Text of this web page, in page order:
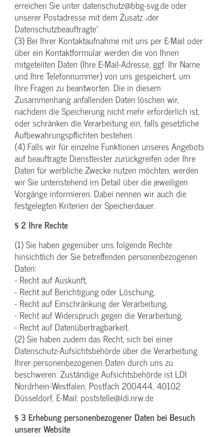
erreichen Sie unter datenschutz@bbg-svg.de oder
unserer Postadresse mit dem Zusatz „der
Datenschutzbeauftragte“.
(3) Bei Ihrer Kontaktaufnahme mit uns per E-Mail oder
über ein Kontaktformular werden die von Ihnen
mitgeteilten Daten (Ihre E-Mail-Adresse, ggf. Ihr Name
und Ihre Telefonnummer) von uns gespeichert, um
Ihre Fragen zu beantworten. Die in diesem
Zusammenhang anfallenden Daten löschen wir,
nachdem die Speicherung nicht mehr erforderlich ist,
oder schränken die Verarbeitung ein, falls gesetzliche
Aufbewahrungspflichten bestehen.
(4) Falls wir für einzelne Funktionen unseres Angebots
auf beauftragte Dienstleister zurückgreifen oder Ihre
Daten für werbliche Zwecke nutzen möchten, werden
wir Sie untenstehend im Detail über die jeweiligen
Vorgänge informieren. Dabei nennen wir auch die
festgelegten Kriterien der Speicherdauer.
§ 2 Ihre Rechte
(1) Sie haben gegenüber uns folgende Rechte
hinsichtlich der Sie betreffenden personenbezogenen
Daten:
- Recht auf Auskunft,
- Recht auf Berichtigung oder Löschung,
- Recht auf Einschränkung der Verarbeitung,
- Recht auf Widerspruch gegen die Verarbeitung,
- Recht auf Datenübertragbarkeit.
(2) Sie haben zudem das Recht, sich bei einer
Datenschutz-Aufsichtsbehörde über die Verarbeitung
Ihrer personenbezogenen Daten durch uns zu
beschweren. Zuständige Aufsichtsbehörde ist LDI
Nordrhein-Westfalen, Postfach 200444, 40102
Düsseldorf, E-Mail: poststelle@ldi.nrw.de
§ 3 Erhebung personenbezogener Daten bei Besuch
unserer Website